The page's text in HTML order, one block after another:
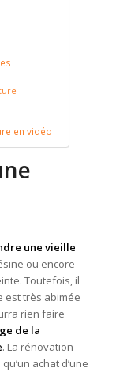
en vidéo
une vieille
ou encore
Toutefois, il
est très abimée
rien faire
de la
. La rénovation
achat d’une